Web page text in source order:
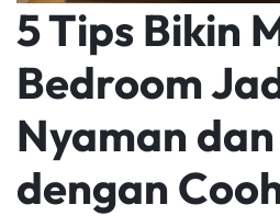
5 Tips Bikin
Bedroom
Nyaman
dengan